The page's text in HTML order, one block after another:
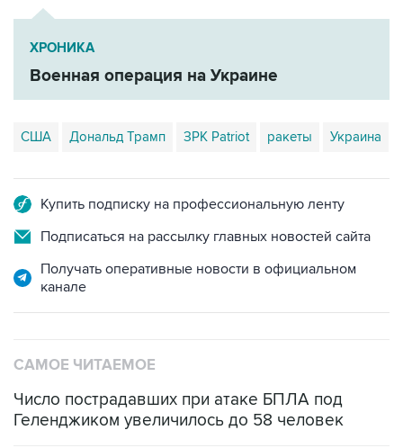
ХРОНИКА
Военная операция на Украине
США Дональд Трамп ЗРК Patriot ракеты Украина
Купить подписку на профессиональную ленту
Подписаться на рассылку главных новостей сайта
Получать оперативные новости в официальном
канале
САМОЕ ЧИТАЕМОЕ
Число пострадавших при атаке БПЛА под
Геленджиком увеличилось до 58 человек